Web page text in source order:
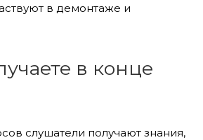
в демонтаже и
в конце
слушатели получают знания,